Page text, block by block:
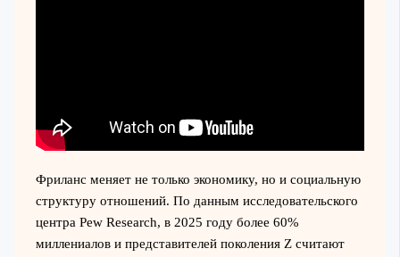
Фриланс меняет не только экономику, но и социальную
структуру отношений. По данным исследовательского
центра Pew Research, в 2025 году более 60%
миллениалов и представителей поколения Z считают